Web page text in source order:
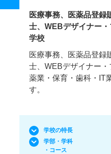
医療事務、医薬品登録
士、WEBデザイナー
学校
医療事務、医薬品登録
士、WEBデザイナー・
薬業・保育・歯科・IT
す。
学校の特長
学部・学科
・コース